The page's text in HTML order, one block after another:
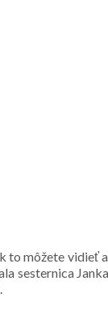
to môžete vidieť
sesternica